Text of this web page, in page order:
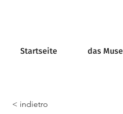
Startseite das
< indietro